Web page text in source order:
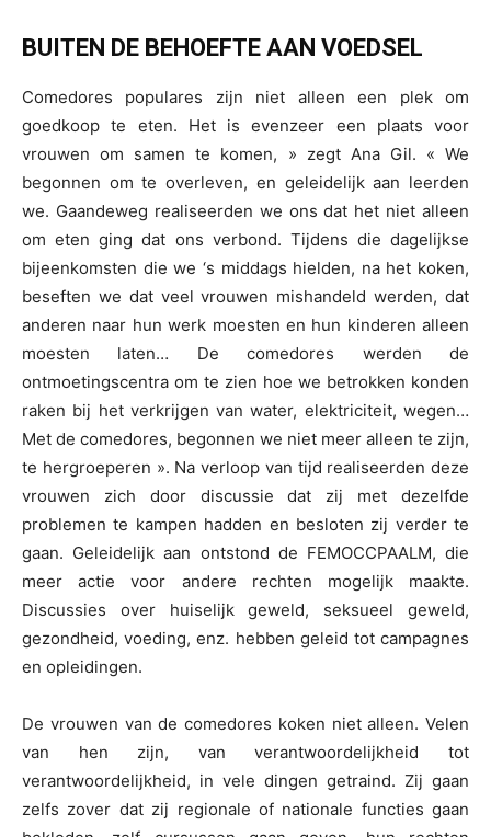
BUITEN DE BEHOEFTE AAN VOEDSEL
Comedores populares zijn niet alleen een plek om
goedkoop te eten. Het is evenzeer een plaats voor
vrouwen om samen te komen, » zegt Ana Gil. « We
begonnen om te overleven, en geleidelijk aan leerden
we. Gaandeweg realiseerden we ons dat het niet alleen
om eten ging dat ons verbond. Tijdens die dagelijkse
bijeenkomsten die we ‘s middags hielden, na het koken,
beseften we dat veel vrouwen mishandeld werden, dat
anderen naar hun werk moesten en hun kinderen alleen
moesten laten… De comedores werden de
ontmoetingscentra om te zien hoe we betrokken konden
raken bij het verkrijgen van water, elektriciteit, wegen…
Met de comedores, begonnen we niet meer alleen te zijn,
te hergroeperen ». Na verloop van tijd realiseerden deze
vrouwen zich door discussie dat zij met dezelfde
problemen te kampen hadden en besloten zij verder te
gaan. Geleidelijk aan ontstond de FEMOCCPAALM, die
meer actie voor andere rechten mogelijk maakte.
Discussies over huiselijk geweld, seksueel geweld,
gezondheid, voeding, enz. hebben geleid tot campagnes
en opleidingen.
De vrouwen van de comedores koken niet alleen. Velen
van hen zijn, van verantwoordelijkheid tot
verantwoordelijkheid, in vele dingen getraind. Zij gaan
zelfs zover dat zij regionale of nationale functies gaan